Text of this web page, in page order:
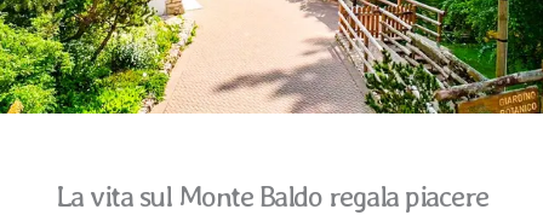
La vita sul Monte Baldo regala piacere